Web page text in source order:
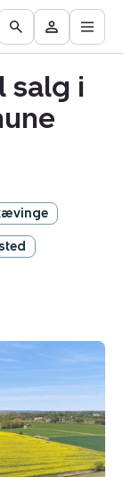
Ejendomme
Find
Få
ejendom
Go
to
the
Search
page
Besøg
Mit
område
Åbn
salg i